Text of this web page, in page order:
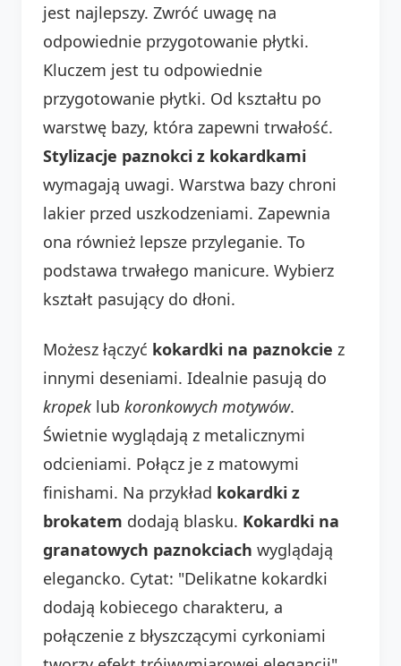
jest najlepszy. Zwróć uwagę na
odpowiednie przygotowanie płytki.
Kluczem jest tu odpowiednie
przygotowanie płytki. Od kształtu po
warstwę bazy, która zapewni trwałość.
Stylizacje paznokci z kokardkami
wymagają uwagi. Warstwa bazy chroni
lakier przed uszkodzeniami. Zapewnia
ona również lepsze przyleganie. To
podstawa trwałego manicure. Wybierz
kształt pasujący do dłoni.
Możesz łączyć kokardki na paznokcie z
innymi deseniami. Idealnie pasują do
kropek lub koronkowych motywów.
Świetnie wyglądają z metalicznymi
odcieniami. Połącz je z matowymi
finishami. Na przykład kokardki z
brokatem dodają blasku. Kokardki na
granatowych paznokciach wyglądają
elegancko. Cytat: "Delikatne kokardki
dodają kobiecego charakteru, a
połączenie z błyszczącymi cyrkoniami